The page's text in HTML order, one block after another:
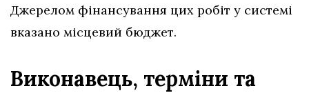
Джерелом фінансування цих робіт у системі
вказано місцевий бюджет.
Виконавець, терміни та